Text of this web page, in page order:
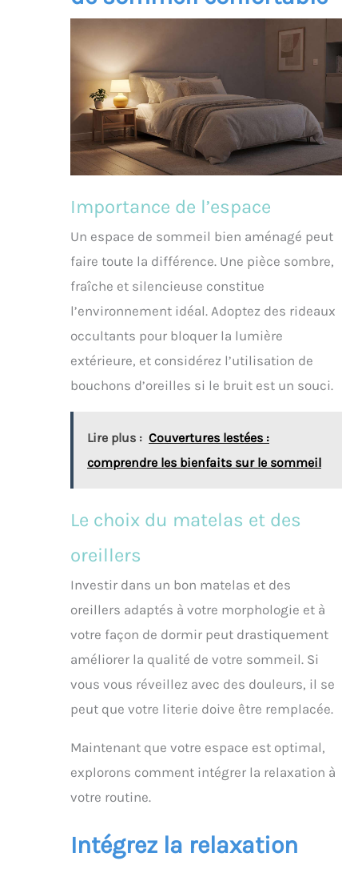
Importance de l’espace
Un espace de sommeil bien aménagé peut
faire toute la différence. Une pièce sombre,
fraîche et silencieuse constitue
l’environnement idéal. Adoptez des rideaux
occultants pour bloquer la lumière
extérieure, et considérez l’utilisation de
bouchons d’oreilles si le bruit est un souci.
Lire plus : Couvertures lestées :
comprendre les bienfaits sur le sommeil
Le choix du matelas et des
oreillers
Investir dans un bon matelas et des
oreillers adaptés à votre morphologie et à
votre façon de dormir peut drastiquement
améliorer la qualité de votre sommeil. Si
vous vous réveillez avec des douleurs, il se
peut que votre literie doive être remplacée.
Maintenant que votre espace est optimal,
explorons comment intégrer la relaxation à
votre routine.
Intégrez la relaxation